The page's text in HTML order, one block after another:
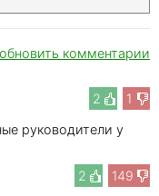
обновить комментарии
2 1
руководители у
2
149